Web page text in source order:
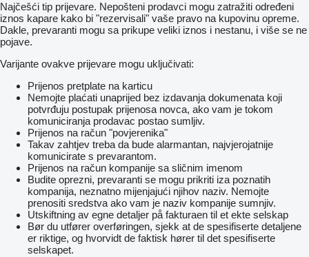
Najčešći tip prijevare. Nepošteni prodavci mogu zatražiti određeni
iznos kapare kako bi "rezervisali" vaše pravo na kupovinu opreme.
Dakle, prevaranti mogu sa prikupe veliki iznos i nestanu, i više se ne
pojave.
Varijante ovakve prijevare mogu uključivati:
Prijenos pretplate na karticu
Nemojte plaćati unaprijed bez izdavanja dokumenata koji
potvrđuju postupak prijenosa novca, ako vam je tokom
komuniciranja prodavac postao sumljiv.
Prijenos na račun "povjerenika"
Takav zahtjev treba da bude alarmantan, najvjerojatnije
komunicirate s prevarantom.
Prijenos na račun kompanije sa sličnim imenom
Budite oprezni, prevaranti se mogu prikriti iza poznatih
kompanija, neznatno mijenjajući njihov naziv. Nemojte
prenositi sredstva ako vam je naziv kompanije sumnjiv.
Utskiftning av egne detaljer på fakturaen til et ekte selskap
Bør du utfører overføringen, sjekk at de spesifiserte detaljene
er riktige, og hvorvidt de faktisk hører til det spesifiserte
selskapet.